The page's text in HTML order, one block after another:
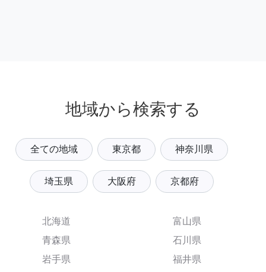
地域から検索する
全ての地域 東京都 神奈川県
埼玉県 大阪府 京都府
北海道
青森県
岩手県
富山県
石川県
福井県